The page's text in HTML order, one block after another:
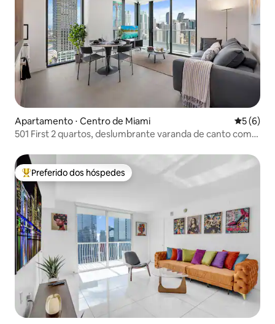
Apartamento ⋅ Centro de Miami 5 de
5 (6)
501 First 2 quartos, deslumbrante varanda de canto com
Entre os melhores preferidos dos hóspedes
Preferido dos hóspedes